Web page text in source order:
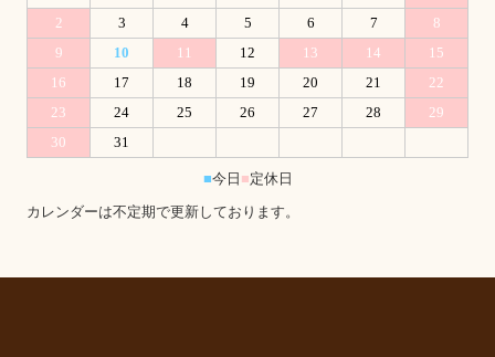
2
3 4 5 6 7
8
9
10 11 12 13 14
15
16
17 18 19 20 21
22
23
24 25 26 27 28
29
30
31
■今日 ■定休日
カレンダーは不定期で更新しております。